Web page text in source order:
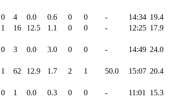
0 4 0.0 0.6 0 0 - 14:34 19.4
1 16 12.5 1.1 0 0 - 12:25 17.9
0 3 0.0 3.0 0 0 - 14:49 24.0
1 62 12.9 1.7 2 1 50.0 15:07 20.4
0 1 0.0 0.3 0 0 - 11:01 15.3